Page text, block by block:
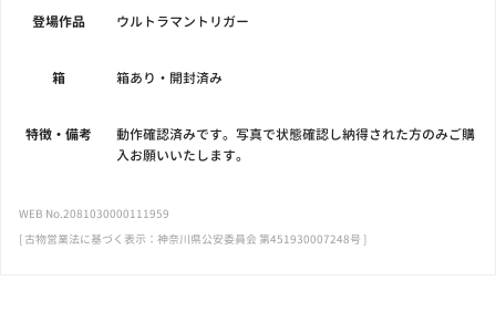
登場作品 ウルトラマントリガー
箱 箱あり・開封済み
特徴・備考
動作確認済みです。写真で状態確認し納得された方のみご購
入お願いいたします。
WEB No.2081030000111959
[ 古物営業法に基づく表示：神奈川県公安委員会 第451930007248号 ]